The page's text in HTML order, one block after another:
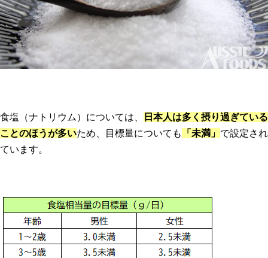
食塩（ナトリウム）については、
日本人は多く摂り過ぎている
ことのほうが多いため、目標量についても 「未満」 で設定され
ています。